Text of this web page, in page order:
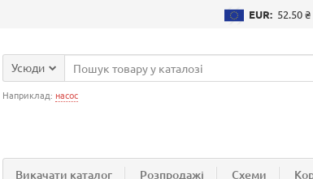
EUR: 52.50 ₴
Усюди
Наприклад: насос
Викачати каталог Розпродажі Схеми